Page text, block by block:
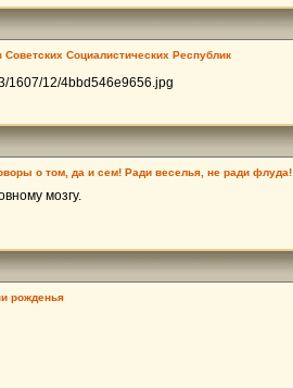
Советских Социалистических Республик
1607/12/4bbd546e9656.jpg
о том, да и сем! Ради веселья, не ради флуда!
мозгу.
рожденья